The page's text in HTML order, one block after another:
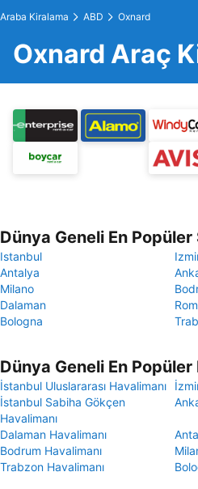
Araba Kiralama ABD Oxnard
Oxnard Araç
Dünya Geneli En
Istanbul
Antalya
Milano
Dalaman
Bologna
Dünya Geneli En Popüler
İstanbul Uluslararası Havalimanı
İstanbul Sabiha Gökçen
Havalimanı
Dalaman Havalimanı
Bodrum Havalimanı
Trabzon Havalimanı